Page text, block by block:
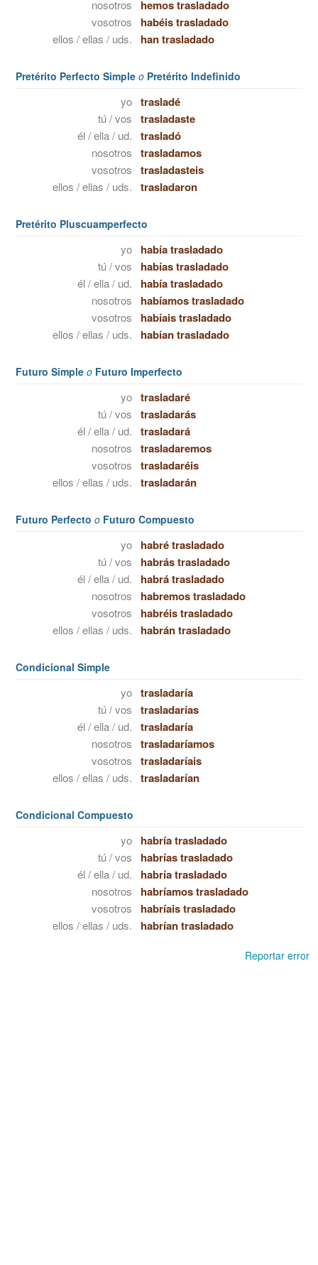
nosotros hemos trasladado
vosotros habéis trasladado
ellos / ellas / uds. han trasladado
Pretérito Perfecto Simple o Pretérito Indefinido
yo trasladé
tú / vos trasladaste
él / ella / ud. trasladó
nosotros trasladamos
vosotros trasladasteis
ellos / ellas / uds. trasladaron
Pretérito Pluscuamperfecto
yo había trasladado
tú / vos habías trasladado
él / ella / ud. había trasladado
nosotros habíamos trasladado
vosotros habíais trasladado
ellos / ellas / uds. habían trasladado
Futuro Simple o Futuro Imperfecto
yo trasladaré
tú / vos trasladarás
él / ella / ud. trasladará
nosotros trasladaremos
vosotros trasladaréis
ellos / ellas / uds. trasladarán
Futuro Perfecto o Futuro Compuesto
yo habré trasladado
tú / vos habrás trasladado
él / ella / ud. habrá trasladado
nosotros habremos trasladado
vosotros habréis trasladado
ellos / ellas / uds. habrán trasladado
Condicional Simple
yo trasladaría
tú / vos trasladarías
él / ella / ud. trasladaría
nosotros trasladaríamos
vosotros trasladaríais
ellos / ellas / uds. trasladarían
Condicional Compuesto
yo habría trasladado
tú / vos habrías trasladado
él / ella / ud. habría trasladado
nosotros habríamos trasladado
vosotros habríais trasladado
ellos / ellas / uds. habrían trasladado
Reportar error